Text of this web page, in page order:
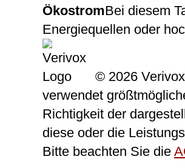
ÖkostromBei diesem
Energiequellen oder
© 2026
verwendet
Richtigkeit der
diese oder die
Bitte beachten Sie die